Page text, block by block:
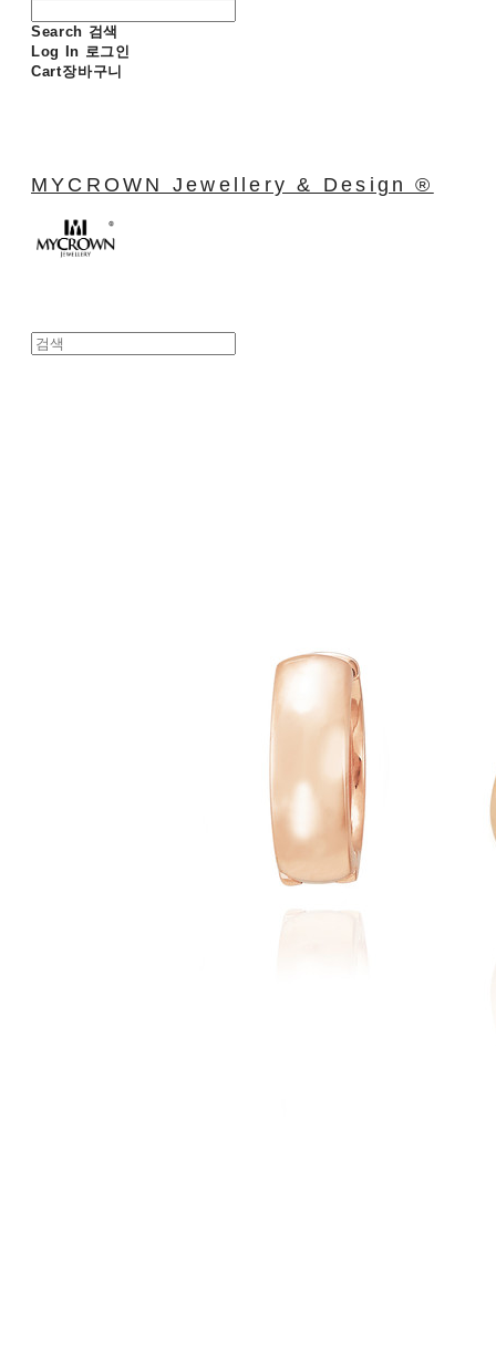
Search 검색
Log In 로그인
Cart장바구니
MYCROWN Jewellery & Design ®